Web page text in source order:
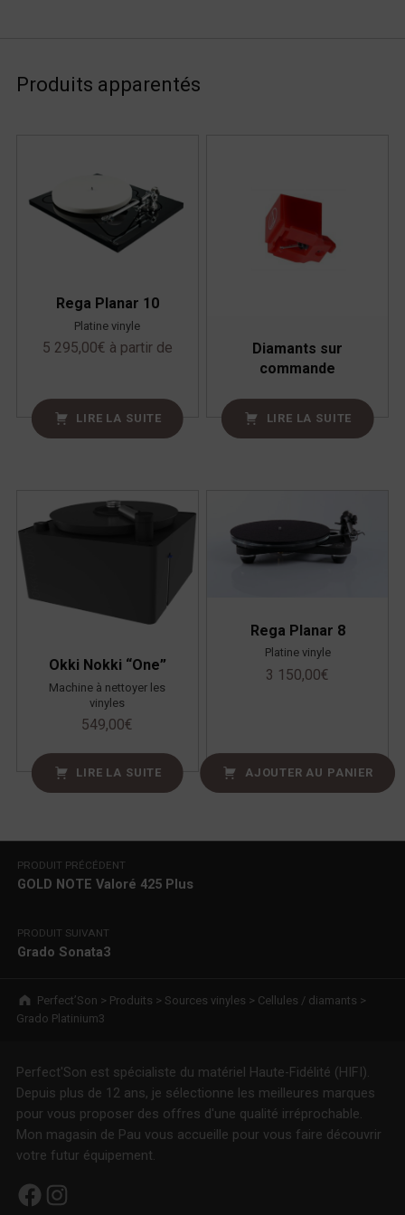
Produits apparentés
Rega Planar 10
Platine vinyle
5 295,00€ à partir de
LIRE LA SUITE
Diamants sur
commande
LIRE LA SUITE
Okki Nokki “One”
Machine à nettoyer les
vinyles
549,00€
LIRE LA SUITE
Rega Planar 8
Platine vinyle
3 150,00€
AJOUTER AU PANIER
Navigation de l’article
PRODUIT PRÉCÉDENT
GOLD NOTE Valoré 425 Plus
PRODUIT SUIVANT
Grado Sonata3
Breadcrumbs navigation
Perfect’Son > Produits > Sources vinyles > Cellules / diamants >
Grado Platinium3
Perfect'Son est spécialiste du matériel Haute-Fidélité (HIFI).
Depuis plus de 12 ans, je sélectionne les meilleures marques
pour vous proposer des offres d'une qualité irréprochable.
Mon magasin de Pau vous accueille pour vous faire découvrir
votre futur équipement.
Facebook Instagram